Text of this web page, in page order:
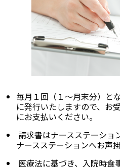
毎月１回（１～月末分）と
に発行いたしますので、お
にお支払いください。
請求書はナースステーショ
ナースステーションへお声
医療法に基づき、入院時食